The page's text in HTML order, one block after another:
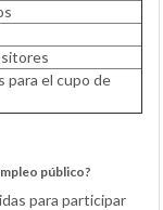
para el cupo de
público?
para participar